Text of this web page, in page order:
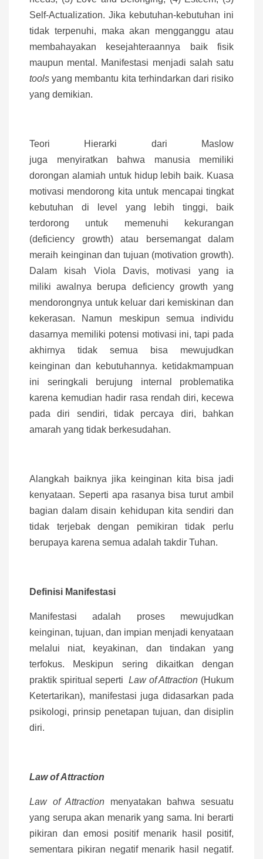
Self-Actualization. Jika kebutuhan-kebutuhan ini
tidak terpenuhi, maka akan mengganggu atau
membahayakan kesejahteraannya baik fisik
maupun mental. Manifestasi menjadi salah satu
tools yang membantu kita terhindarkan dari risiko
yang demikian.
Teori Hierarki dari Maslow
juga menyiratkan bahwa manusia memiliki
dorongan alamiah untuk hidup lebih baik. Kuasa
motivasi mendorong kita untuk mencapai tingkat
kebutuhan di level yang lebih tinggi, baik
terdorong untuk memenuhi kekurangan
(deficiency growth) atau bersemangat dalam
meraih keinginan dan tujuan (motivation growth).
Dalam kisah Viola Davis, motivasi yang ia
miliki awalnya berupa deficiency growth yang
mendorongnya untuk keluar dari kemiskinan dan
kekerasan. Namun meskipun semua individu
dasarnya memiliki potensi motivasi ini, tapi pada
akhirnya tidak semua bisa mewujudkan
keinginan dan kebutuhannya. ketidakmampuan
ini seringkali berujung internal problematika
karena kemudian hadir rasa rendah diri, kecewa
pada diri sendiri, tidak percaya diri, bahkan
amarah yang tidak berkesudahan.
Alangkah baiknya jika keinginan kita bisa jadi
kenyataan. Seperti apa rasanya bisa turut ambil
bagian dalam disain kehidupan kita sendiri dan
tidak terjebak dengan pemikiran tidak perlu
berupaya karena semua adalah takdir Tuhan.
Definisi Manifestasi
Manifestasi adalah proses mewujudkan
keinginan, tujuan, dan impian menjadi kenyataan
melalui niat, keyakinan, dan tindakan yang
terfokus. Meskipun sering dikaitkan dengan
praktik spiritual sepertiLaw of Attraction (Hukum
Ketertarikan), manifestasi juga didasarkan pada
psikologi, prinsip penetapan tujuan, dan disiplin
diri.
Law of Attraction
Law of Attraction menyatakan bahwa sesuatu
yang serupa akan menarik yang sama. Ini berarti
pikiran dan emosi positif menarik hasil positif,
sementara pikiran negatif menarik hasil negatif.